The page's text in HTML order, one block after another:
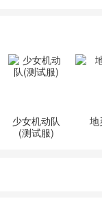
少女机动队
(测试服)
地